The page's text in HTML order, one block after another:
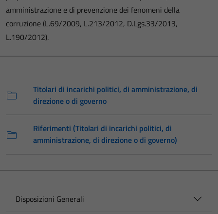
amministrazione e di prevenzione dei fenomeni della
corruzione (L.69/2009, L.213/2012, D.Lgs.33/2013,
L.190/2012).
Titolari di incarichi politici, di amministrazione, di
direzione o di governo
Riferimenti (Titolari di incarichi politici, di
amministrazione, di direzione o di governo)
Disposizioni Generali